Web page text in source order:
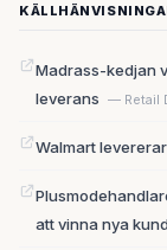
Madrass-kedjan
leverans — Retail
Walmart
att vinna nya